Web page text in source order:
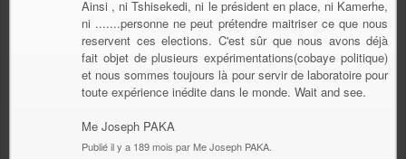
Ainsi , ni Tshisekedi, ni le président en place, ni Kamerhe,
ni .......personne ne peut prétendre maitriser ce que nous
reservent ces elections. C'est sûr que nous avons déjà
fait objet de plusieurs expérimentations(cobaye politique)
et nous sommes toujours là pour servir de laboratoire pour
toute expérience inédite dans le monde. Wait and see.
Me Joseph PAKA
Publié il y a 189 mois par Me Joseph PAKA.